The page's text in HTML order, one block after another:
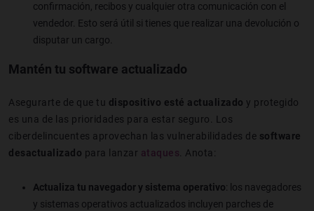
confirmación, recibos y cualquier otra comunicación con el
vendedor. Esto será útil si tienes que realizar una devolución o
disputar un cargo.
Mantén tu software actualizado
Asegurarte de que tu dispositivo esté actualizado y protegido
es una de las prioridades para estar seguro. Los
ciberdelincuentes aprovechan las vulnerabilidades de software
desactualizado para lanzar ataques. Anota:
Actualiza tu navegador y sistema operativo: los navegadores
y sistemas operativos actualizados incluyen parches de